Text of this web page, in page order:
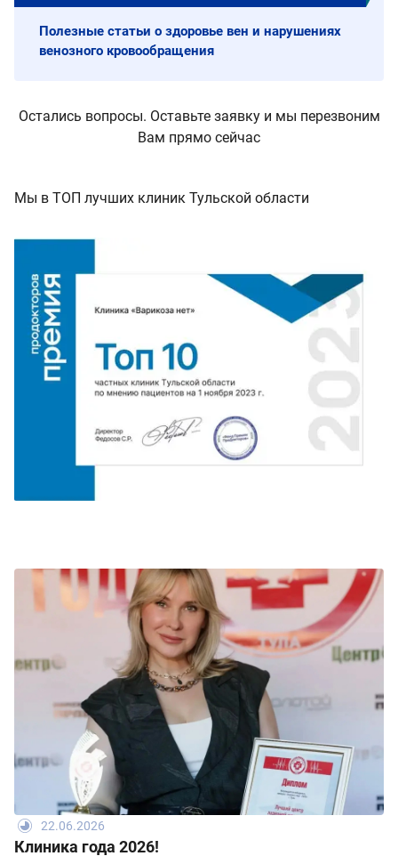
Мы в ТОП лучших клиник Тульской области
22.06.2026
Клиника года 2026!
Полезные статьи о здоровье вен и нарушениях
венозного кровообращения
Остались вопросы. Оставьте заявку и мы перезвоним
Вам прямо сейчас